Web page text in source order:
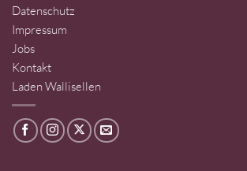
Datenschutz
Impressum
Jobs
Kontakt
Laden Wallisellen